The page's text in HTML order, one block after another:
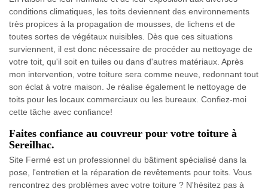
conditions climatiques, les toits deviennent des environnements
très propices à la propagation de mousses, de lichens et de
toutes sortes de végétaux nuisibles. Dès que ces situations
surviennent, il est donc nécessaire de procéder au nettoyage de
votre toit, qu'il soit en tuiles ou dans d'autres matériaux. Après
mon intervention, votre toiture sera comme neuve, redonnant tout
son éclat à votre maison. Je réalise également le nettoyage de
toits pour les locaux commerciaux ou les bureaux. Confiez-moi
cette tâche avec confiance!
Faites confiance au couvreur pour votre toiture à
Sereilhac.
Site Fermé est un professionnel du bâtiment spécialisé dans la
pose, l'entretien et la réparation de revêtements pour toits. Vous
rencontrez des problèmes avec votre toiture ? N'hésitez pas à